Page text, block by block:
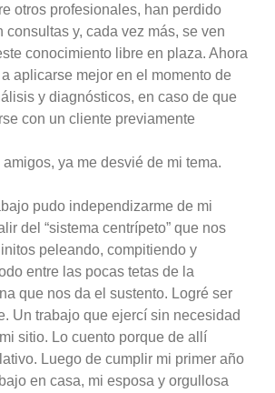
otros profesionales, han perdido
consultas y, cada vez más, se ven
conocimiento libre en plaza. Ahora
aplicarse mejor en el momento de
y diagnósticos, en caso de que
con un cliente previamente
ya me desvié de mi tema.
pudo independizarme de mi
del “sistema centrípeto” que nos
peleando, compitiendo y
entre las pocas tetas de la
que nos da el sustento. Logré ser
Un trabajo que ejercí sin necesidad
sitio. Lo cuento porque de allí
Luego de cumplir mi primer año
en casa, mi esposa y orgullosa